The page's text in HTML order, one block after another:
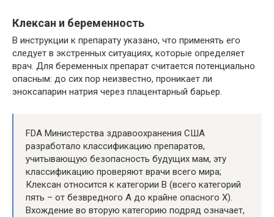
Клексан и беременность
В инструкции к препарату указано, что применять его
следует в экстренных ситуациях, которые определяет
врач. Для беременных препарат считается потенциально
опасным: до сих пор неизвестно, проникает ли
эноксапарин натрия через плацентарный барьер.
FDA Министерства здравоохранения США
разработало классификацию препаратов,
учитывающую безопасность будущих мам, эту
классификацию проверяют врачи всего мира;
Клексан относится к категории В (всего категорий
пять – от безвредного А до крайне опасного Х).
Вхождение во вторую категорию подряд означает,